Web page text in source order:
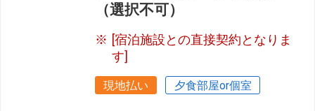
（選択不可）
[宿泊施設との直接契約となりま
す]
現地払い 夕食部屋or個室